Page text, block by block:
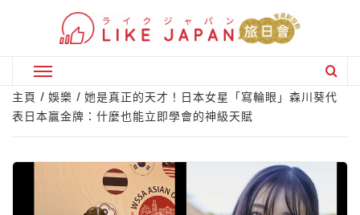
Primary
Menu
主頁 娛樂
她是真正的天才！日本女星「寫輪眼」森川葵代
表日本贏金牌：什麼也能立即學會的神級天賦